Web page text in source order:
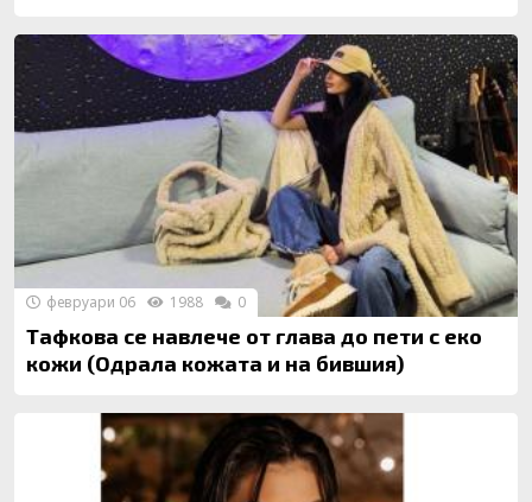
Тафкова се навлече от глава до пети с еко
кожи (Одрала кожата и на бившия)
февруари 06 1988 0